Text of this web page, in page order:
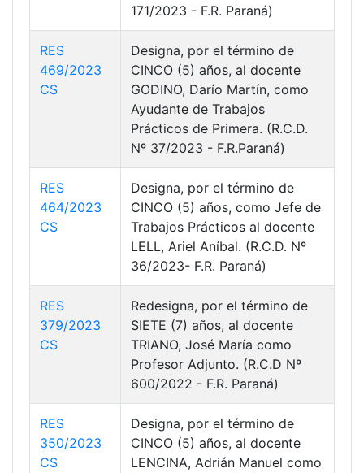
171/2023 - F.R. Paraná)
RES
469/2023
CS
Designa, por el término de
CINCO (5) años, al docente
GODINO, Darío Martín, como
Ayudante de Trabajos
Prácticos de Primera. (R.C.D.
Nº 37/2023 - F.R.Paraná)
RES
464/2023
CS
Designa, por el término de
CINCO (5) años, como Jefe de
Trabajos Prácticos al docente
LELL, Ariel Aníbal. (R.C.D. Nº
36/2023- F.R. Paraná)
RES
379/2023
CS
Redesigna, por el término de
SIETE (7) años, al docente
TRIANO, José María como
Profesor Adjunto. (R.C.D Nº
600/2022 - F.R. Paraná)
RES
350/2023
CS
Designa, por el término de
CINCO (5) años, al docente
LENCINA, Adrián Manuel como